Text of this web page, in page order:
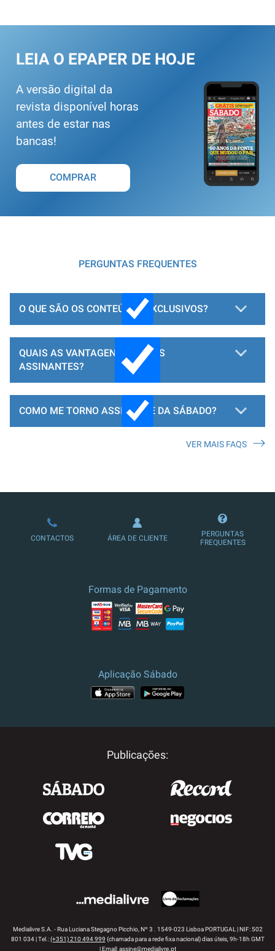
LEIA O EPAPER DE HOJE
A versão digital da
revista disponível horas
antes de estar nas
bancas!
COMPRAR
PERGUNTAS FREQUENTES
O QUE SÃO OS CONTEÚDOS EXCLUSIVOS?
QUAIS AS VANTAGENS PARA OS
ASSINANTES?
COMO ME TORNO ASSINANTE DA SÁBADO?
LOJA DE ASSINATURAS
VER MAIS FAQS
CONTACTOS ÁREA DE CLIENTE
PERGUNTAS
FREQUENTES
Formas de Pagamento
Aplicação Sábado
Publicações:
Medialivre S.A. - Rua Luciana Stegagno Picchio, Nº 3 . 1549-023 Lisboa PORTUGAL | NIF: 502
801 034 | Tel.:(+351) 210 494 999 (chamada para a rede fixa nacional) dias úteis, 9h-18h GMT
| Email:assine@medialivre.pt